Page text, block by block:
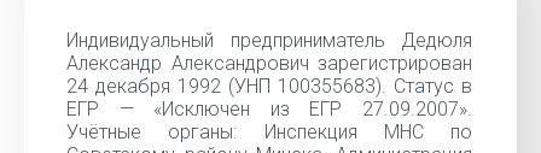
Индивидуальный предприниматель Дедюля
Александр Александрович зарегистрирован
24 декабря 1992 (УНП 100355683). Статус в
ЕГР — «Исключен из ЕГР 27.09.2007».
Учётные органы: Инспекция МНС по